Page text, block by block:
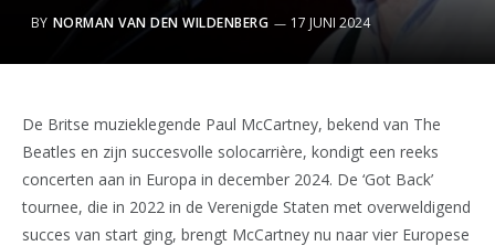
BY NORMAN VAN DEN WILDENBERG 17 JUNI 2024
De Britse muzieklegende Paul McCartney, bekend van The
Beatles en zijn succesvolle solocarrière, kondigt een reeks
concerten aan in Europa in december 2024. De ‘Got Back’
tournee, die in 2022 in de Verenigde Staten met overweldigend
succes van start ging, brengt McCartney nu naar vier Europese